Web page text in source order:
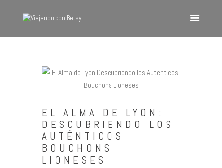
VIAJANDO CON BETSY
Inicio
Europa
América
Asia
Quienes Somos
EL ALMA DE LYON:
DESCUBRIENDO LOS
AUTÉNTICOS
BOUCHONS
LIONESES